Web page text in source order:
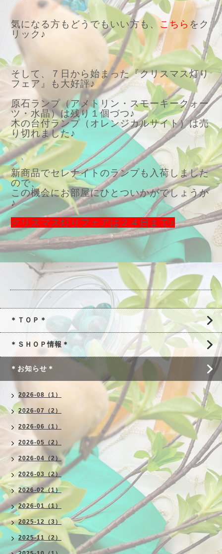
気になる方もどうでもいい方も、こちら をク
リック♪
そして、７日から始まった『クリスマス灯り
フェア』も大好評♪
原石ランプ（アメトリン・スモーキークォー
ツ・水晶）は残り１個づつ♪
木の台付ランプ（オレンジカルサイト）は売
り切れました♪
新商品でセレナイトのランプも入荷しました
ので、
この機会にお部屋にひとついかがでしょうか
♪
クリスマス灯りフェアは２４日まで♪
＊ＴＯＰ＊
＊ＳＨＯＰ情報＊
＊お知らせ＊
2026-08（1）
2026-07（2）
2026-06（1）
2026-05（2）
2026-04（2）
2026-03（2）
2026-02（1）
2026-01（1）
2025-12（3）
2025-11（2）